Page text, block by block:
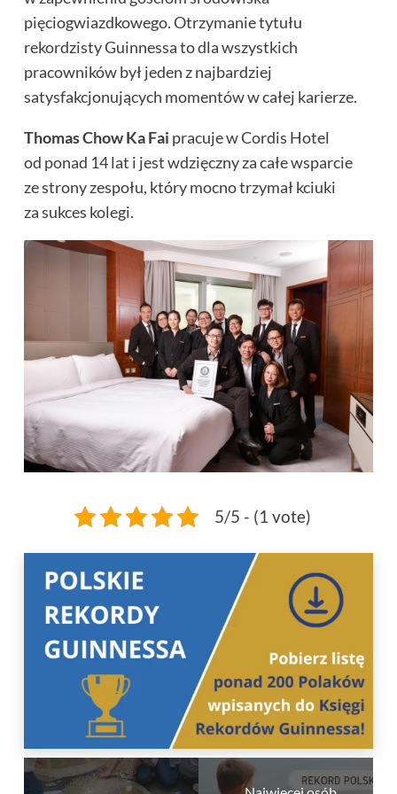
pięciogwiazdkowego. Otrzymanie tytułu
rekordzisty Guinnessa to dla wszystkich
pracowników był jeden z najbardziej
satysfakcjonujących momentów w całej karierze.
ThomasChow Ka Fai pracuje w Cordis Hotel
od ponad 14 lat i jest wdzięczny za całe wsparcie
ze strony zespołu, który mocno trzymał kciuki
za sukces kolegi.
5/5 - (1 vote)